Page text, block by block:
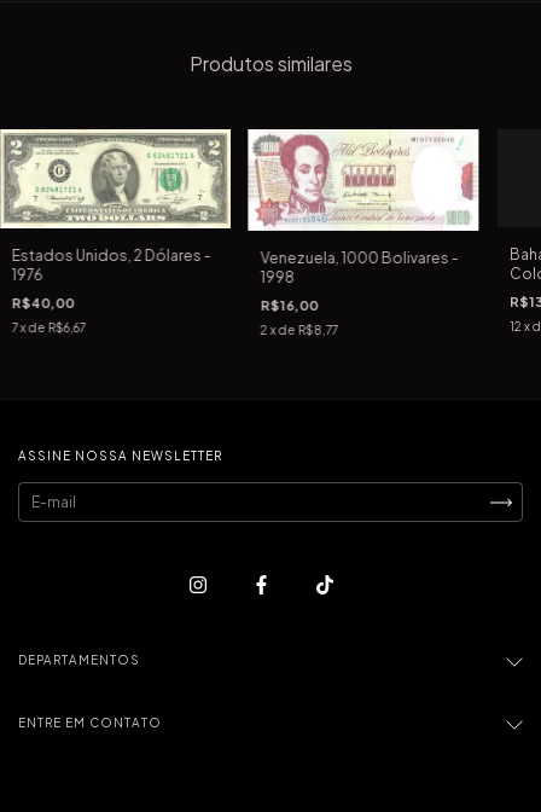
Produtos similares
Estados Unidos, 2 Dólares -
1976
R$40,00
7x de R$6,67
Venezuela, 1000 Bolivares -
1998
R$16,00
2 x de R$8,77 12 x
ASSINE NOSSA NEWSLETTER
DEPARTAMENTOS
ENTRE EM CONTATO